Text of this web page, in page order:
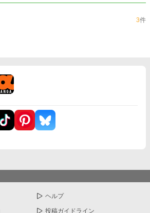
3件
ヘルプ
投稿ガイドライン